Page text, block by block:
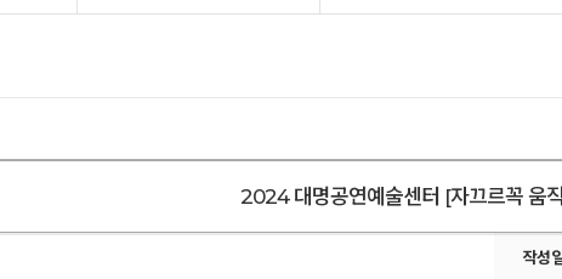
2024 대명공연예술센터 [자끄르꼭 움
작성